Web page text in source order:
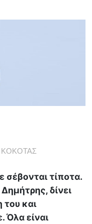
σέβονται τίποτα.
δίνει
του και
Όλα είναι